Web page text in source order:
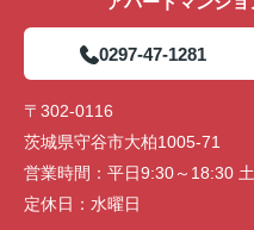
0297-47-1281
〒302-0116
茨城県守谷市大柏1005-71
営業時間： 平日9:30～18:30
定休日： 水曜日